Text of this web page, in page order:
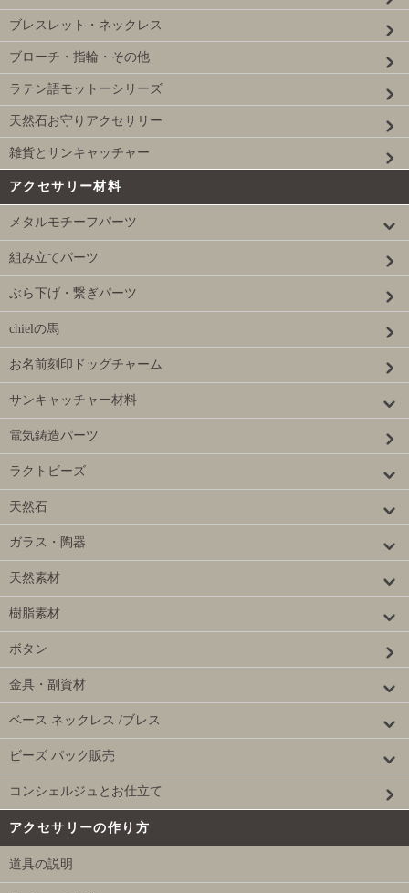
ブレスレット・ネックレス
ブローチ・指輪・その他
ラテン語モットーシリーズ
天然石お守りアクセサリー
雑貨とサンキャッチャー
アクセサリー材料
メタルモチーフパーツ
組み立てパーツ
ぶら下げ・繋ぎパーツ
chielの馬
お名前刻印ドッグチャーム
サンキャッチャー材料
電気鋳造パーツ
ラクトビーズ
天然石
ガラス・陶器
天然素材
樹脂素材
ボタン
金具・副資材
ベース ネックレス /ブレス
ビーズ パック販売
コンシェルジュとお仕立て
アクセサリーの作り方
道具の説明